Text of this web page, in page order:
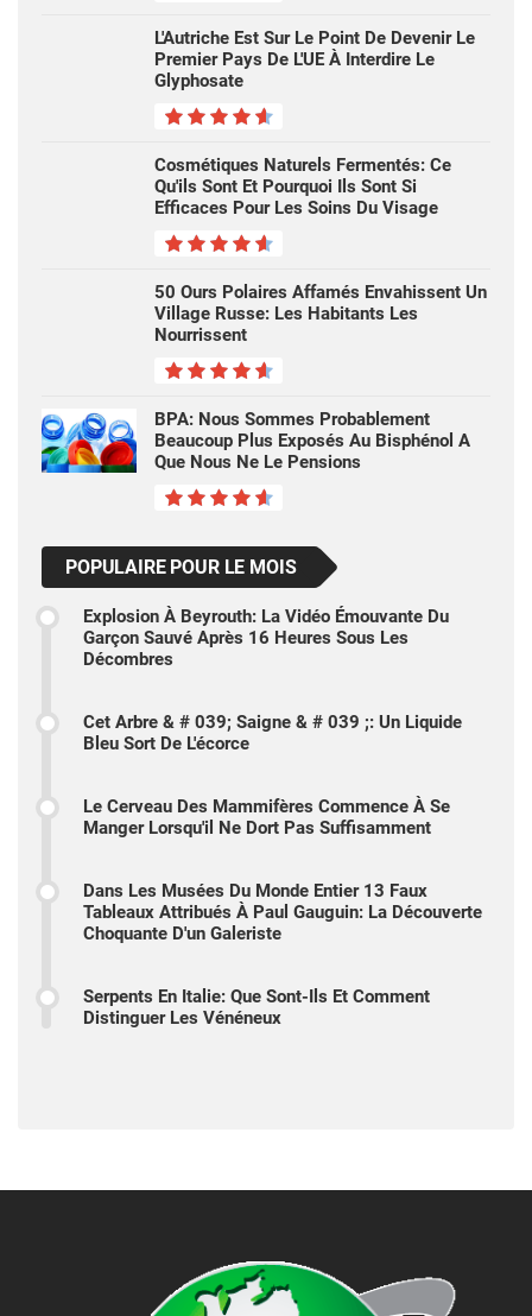
L'Autriche Est Sur Le Point De Devenir Le
Premier Pays De L'UE À Interdire Le
Glyphosate
Cosmétiques Naturels Fermentés: Ce
Qu'ils Sont Et Pourquoi Ils Sont Si
Efficaces Pour Les Soins Du Visage
50 Ours Polaires Affamés Envahissent Un
Village Russe: Les Habitants Les
Nourrissent
BPA: Nous Sommes Probablement
Beaucoup Plus Exposés Au Bisphénol A
Que Nous Ne Le Pensions
POPULAIRE POUR LE MOIS
Explosion À Beyrouth: La Vidéo Émouvante Du
Garçon Sauvé Après 16 Heures Sous Les
Décombres
Cet Arbre & # 039; Saigne & # 039 ;: Un Liquide
Bleu Sort De L'écorce
Le Cerveau Des Mammifères Commence À Se
Manger Lorsqu'il Ne Dort Pas Suffisamment
Dans Les Musées Du Monde Entier 13 Faux
Tableaux Attribués À Paul Gauguin: La Découverte
Choquante D'un Galeriste
Serpents En Italie: Que Sont-Ils Et Comment
Distinguer Les Vénéneux